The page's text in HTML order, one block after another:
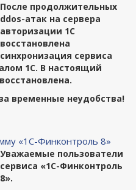
После продолжительных
ddos-атак на сервера
авторизации 1С
восстановлена
синхронизация сервиса
1С. В настоящий
временные неудобства!
«1С-Финконтроль 8»
Уважаемые пользователи
сервиса «1С-Финконтроль
8».